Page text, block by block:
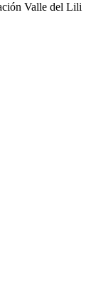
Valle del Lili